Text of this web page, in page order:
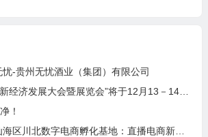
-贵州无忧酒业（集团）有限公司
济发展大会暨展览会”将于12月13－14日在沪举行
！
北数字电商孵化基地：直播电商新引擎，预计年产值达5亿